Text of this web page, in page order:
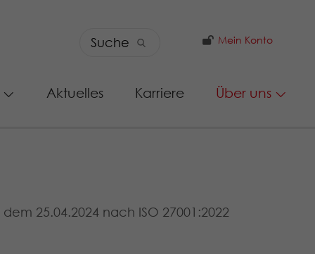
Mein Konto
Aktuelles Karriere Über uns
25.04.2024 nach ISO 27001:2022